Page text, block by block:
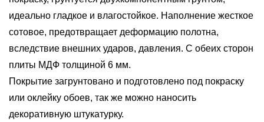
идеально гладкое и влагостойкое. Наполнение жесткое
сотовое, предотвращает деформацию полотна,
вследствие внешних ударов, давления. С обеих сторон
плиты МДФ толщиной 6 мм.
Покрытие загрунтовано и подготовлено под покраску
или оклейку обоев, так же можно наносить
декоративную штукатурку.